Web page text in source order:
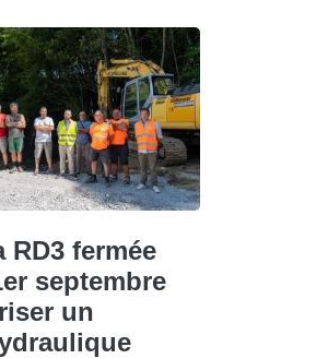
RD3 fermée
septembre
un